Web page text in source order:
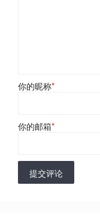
你的昵称*
你的邮箱*
提交评论